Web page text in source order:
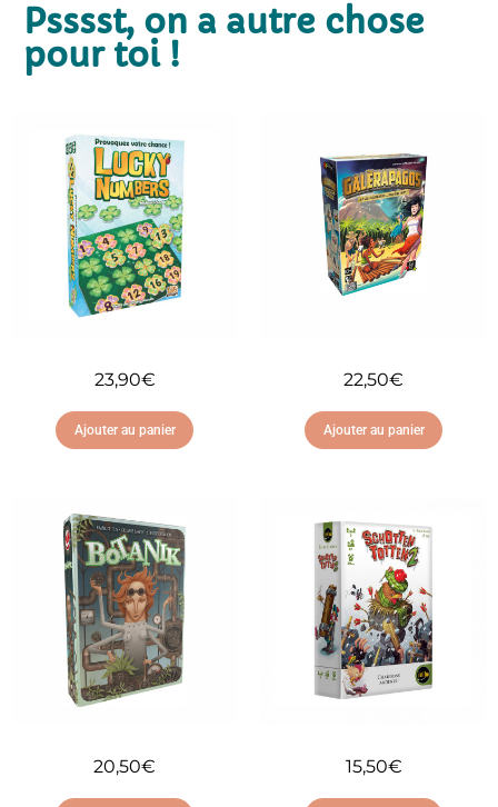
Psssst, on a autre chose
pour toi !
23,90€
Ajouter au panier
Ajouter à ma liste
d'envies
22,50€
Ajouter au panier
Ajouter à ma liste
d'envies
20,50€ 15,50€